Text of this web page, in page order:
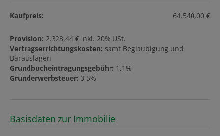
Kaufpreis: 64.540,00 €
Provision: 2.323,44 € inkl. 20% USt.
Vertragserrichtungskosten: samt Beglaubigung und
Barauslagen
Grundbucheintragungsgebühr: 1,1%
Grunderwerbsteuer: 3,5%
Basisdaten zur Immobilie